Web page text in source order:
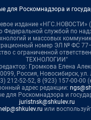
для Роскомнадзора и
издание «НГС.НОВОСТИ»
Федеральной службой по
и массовых
номер ЭЛ № ФС
с ограниченной
ТЕХНОЛОГИИ"
Громкова Елена
Россия, Новосибирск, ул.
212-52-52, 8 (923) 157-00-00
адрес редакции:
для Роскомнадзора и
juristnsk@shkulev.ru
help@shkulev.ru или